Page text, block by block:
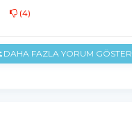
(4)
DAHA FAZLA YORUM GÖSTER